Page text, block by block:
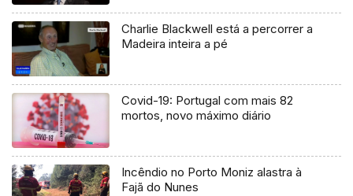
Charlie Blackwell está a percorrer a
Madeira inteira a pé
Covid-19: Portugal com mais 82
mortos, novo máximo diário
Incêndio no Porto Moniz alastra à
Fajã do Nunes